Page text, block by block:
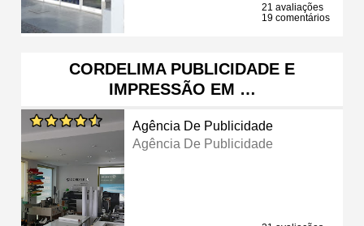
21 avaliações
19 comentários
CORDELIMA PUBLICIDADE E
IMPRESSÃO EM …
Agência De Publicidade
Agência De Publicidade